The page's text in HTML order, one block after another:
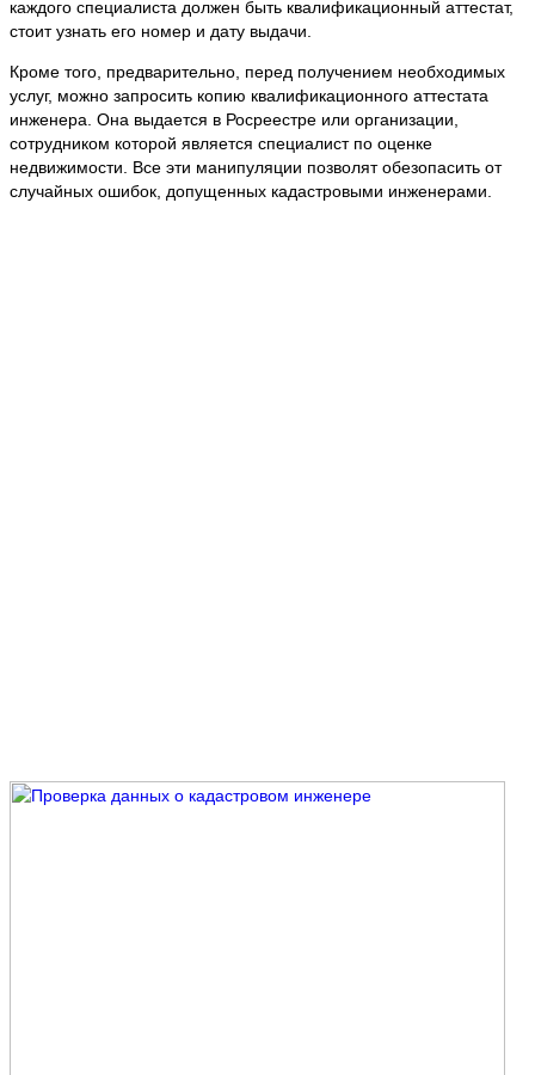
каждого специалиста должен быть квалификационный аттестат,
стоит узнать его номер и дату выдачи.
Кроме того, предварительно, перед получением необходимых
услуг, можно запросить копию квалификационного аттестата
инженера. Она выдается в Росреестре или организации,
сотрудником которой является специалист по оценке
недвижимости. Все эти манипуляции позволят обезопасить от
случайных ошибок, допущенных кадастровыми инженерами.